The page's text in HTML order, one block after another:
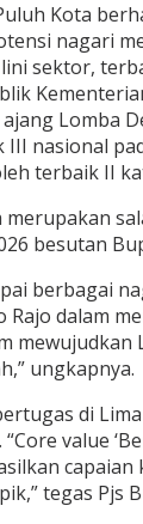
Kota
nagari
sektor,
nasional
terbaik II
besutan
berbagai
dalam
ungkapnya.
di
value
tegas Pjs